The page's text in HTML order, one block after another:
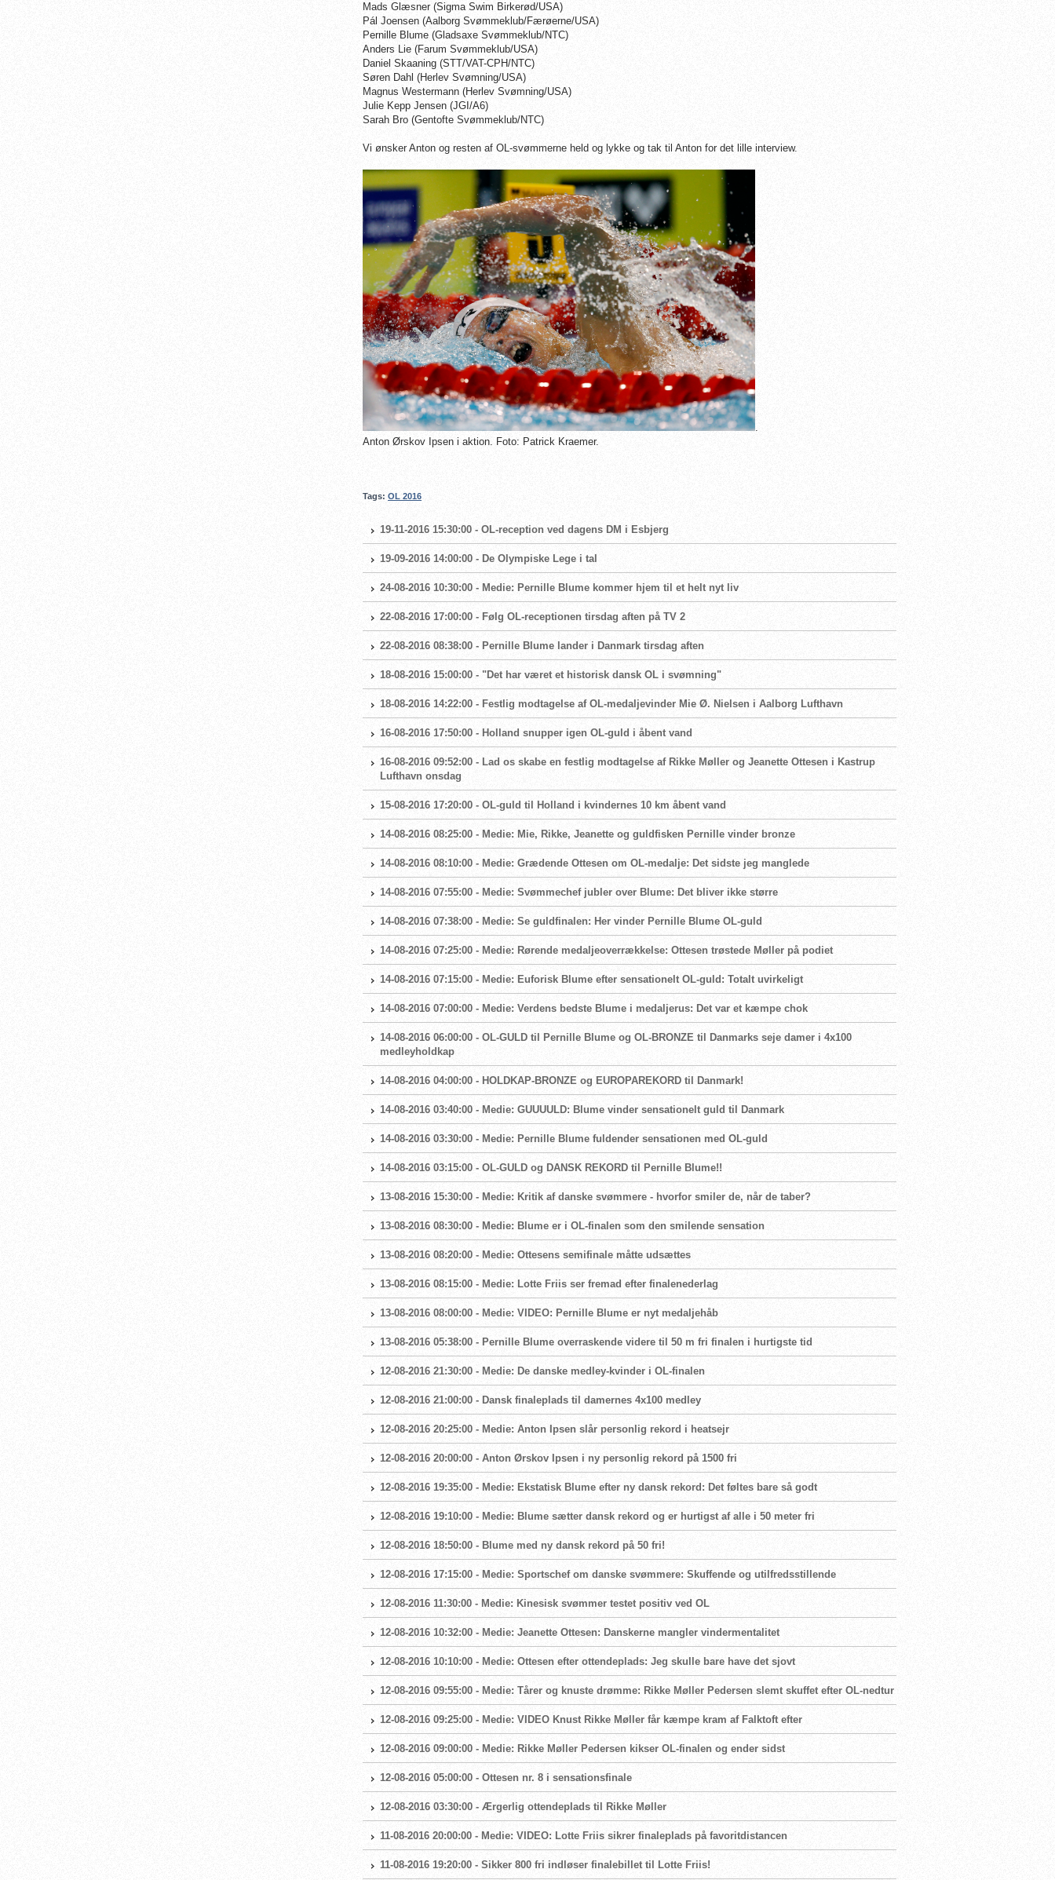
Mads Glæsner (Sigma Swim Birkerød/USA)
Pál Joensen (Aalborg Svømmeklub/Færøerne/USA)
Pernille Blume (Gladsaxe Svømmeklub/NTC)
Anders Lie (Farum Svømmeklub/USA)
Daniel Skaaning (STT/VAT-CPH/NTC)
Søren Dahl (Herlev Svømning/USA)
Magnus Westermann (Herlev Svømning/USA)
Julie Kepp Jensen (JGI/A6)
Sarah Bro (Gentofte Svømmeklub/NTC)
Vi ønsker Anton og resten af OL-svømmerne held og lykke og tak til Anton for det lille interview.
.
Anton Ørskov Ipsen i aktion. Foto: Patrick Kraemer.
Tags: OL 2016
19-11-2016 15:30:00 - OL-reception ved dagens DM i Esbjerg
19-09-2016 14:00:00 - De Olympiske Lege i tal
24-08-2016 10:30:00 - Medie: Pernille Blume kommer hjem til et helt nyt liv
22-08-2016 17:00:00 - Følg OL-receptionen tirsdag aften på TV 2
22-08-2016 08:38:00 - Pernille Blume lander i Danmark tirsdag aften
18-08-2016 15:00:00 - "Det har været et historisk dansk OL i svømning"
18-08-2016 14:22:00 - Festlig modtagelse af OL-medaljevinder Mie Ø. Nielsen i Aalborg Lufthavn
16-08-2016 17:50:00 - Holland snupper igen OL-guld i åbent vand
16-08-2016 09:52:00 - Lad os skabe en festlig modtagelse af Rikke Møller og Jeanette Ottesen i Kastrup
Lufthavn onsdag
15-08-2016 17:20:00 - OL-guld til Holland i kvindernes 10 km åbent vand
14-08-2016 08:25:00 - Medie: Mie, Rikke, Jeanette og guldfisken Pernille vinder bronze
14-08-2016 08:10:00 - Medie: Grædende Ottesen om OL-medalje: Det sidste jeg manglede
14-08-2016 07:55:00 - Medie: Svømmechef jubler over Blume: Det bliver ikke større
14-08-2016 07:38:00 - Medie: Se guldfinalen: Her vinder Pernille Blume OL-guld
14-08-2016 07:25:00 - Medie: Rørende medaljeoverrækkelse: Ottesen trøstede Møller på podiet
14-08-2016 07:15:00 - Medie: Euforisk Blume efter sensationelt OL-guld: Totalt uvirkeligt
14-08-2016 07:00:00 - Medie: Verdens bedste Blume i medaljerus: Det var et kæmpe chok
14-08-2016 06:00:00 - OL-GULD til Pernille Blume og OL-BRONZE til Danmarks seje damer i 4x100
medleyholdkap
14-08-2016 04:00:00 - HOLDKAP-BRONZE og EUROPAREKORD til Danmark!
14-08-2016 03:40:00 - Medie: GUUUULD: Blume vinder sensationelt guld til Danmark
14-08-2016 03:30:00 - Medie: Pernille Blume fuldender sensationen med OL-guld
14-08-2016 03:15:00 - OL-GULD og DANSK REKORD til Pernille Blume!!
13-08-2016 15:30:00 - Medie: Kritik af danske svømmere - hvorfor smiler de, når de taber?
13-08-2016 08:30:00 - Medie: Blume er i OL-finalen som den smilende sensation
13-08-2016 08:20:00 - Medie: Ottesens semifinale måtte udsættes
13-08-2016 08:15:00 - Medie: Lotte Friis ser fremad efter finalenederlag
13-08-2016 08:00:00 - Medie: VIDEO: Pernille Blume er nyt medaljehåb
13-08-2016 05:38:00 - Pernille Blume overraskende videre til 50 m fri finalen i hurtigste tid
12-08-2016 21:30:00 - Medie: De danske medley-kvinder i OL-finalen
12-08-2016 21:00:00 - Dansk finaleplads til damernes 4x100 medley
12-08-2016 20:25:00 - Medie: Anton Ipsen slår personlig rekord i heatsejr
12-08-2016 20:00:00 - Anton Ørskov Ipsen i ny personlig rekord på 1500 fri
12-08-2016 19:35:00 - Medie: Ekstatisk Blume efter ny dansk rekord: Det føltes bare så godt
12-08-2016 19:10:00 - Medie: Blume sætter dansk rekord og er hurtigst af alle i 50 meter fri
12-08-2016 18:50:00 - Blume med ny dansk rekord på 50 fri!
12-08-2016 17:15:00 - Medie: Sportschef om danske svømmere: Skuffende og utilfredsstillende
12-08-2016 11:30:00 - Medie: Kinesisk svømmer testet positiv ved OL
12-08-2016 10:32:00 - Medie: Jeanette Ottesen: Danskerne mangler vindermentalitet
12-08-2016 10:10:00 - Medie: Ottesen efter ottendeplads: Jeg skulle bare have det sjovt
12-08-2016 09:55:00 - Medie: Tårer og knuste drømme: Rikke Møller Pedersen slemt skuffet efter OL-nedtur
12-08-2016 09:25:00 - Medie: VIDEO Knust Rikke Møller får kæmpe kram af Falktoft efter
12-08-2016 09:00:00 - Medie: Rikke Møller Pedersen kikser OL-finalen og ender sidst
12-08-2016 05:00:00 - Ottesen nr. 8 i sensationsfinale
12-08-2016 03:30:00 - Ærgerlig ottendeplads til Rikke Møller
11-08-2016 20:00:00 - Medie: VIDEO: Lotte Friis sikrer finaleplads på favoritdistancen
11-08-2016 19:20:00 - Sikker 800 fri indløser finalebillet til Lotte Friis!